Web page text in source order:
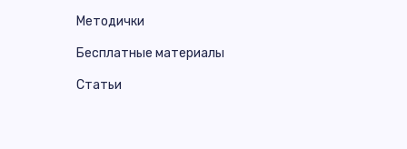
Методички
Бесплатные материалы
Статьи